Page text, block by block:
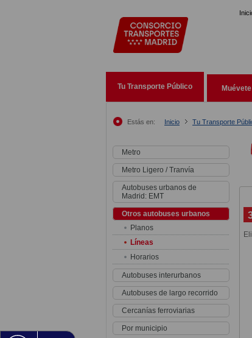
Tu Transporte Público
Estás en: Inicio Tu Transporte
Metro
Metro Ligero / Tranvía
Autobuses urbanos de
Madrid: EMT
Otros autobuses urbanos
Planos
Líneas
Horarios
Autobuses interurbanos
Autobuses de largo recorrido
Cercanías ferroviarias
Por municipio